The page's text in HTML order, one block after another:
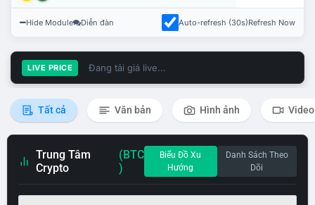
Hide Module Diễn đàn Auto-refresh (30s)Refresh Now
LIVE PRICE Đang tải giá live...
Tất cả Văn bản Hình ảnh Video
Trung Tâm
Crypto
(BTC
)
Biểu Đồ Xu
Hướng
Danh Sách Theo
Dõi